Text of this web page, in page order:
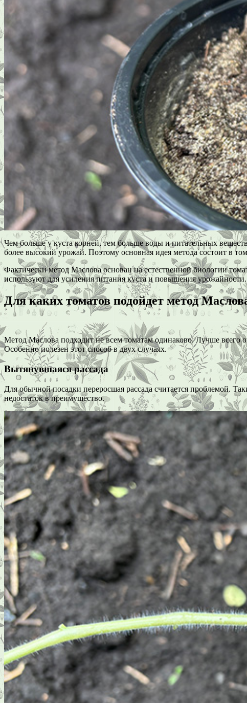
Чем больше у куста корней, тем больше воды и питательных
более высокий урожай. Поэтому основная идея метода состоит в
Фактически метод Маслова основан на естественной биологии
используют для усиления питания куста и повышения урожайности.
Для каких томатов подойдет метод
Метод Маслова подходит не всем томатам одинаково. Лучше всего
Особенно полезен этот способ в двух случаях.
Вытянувшаяся рассада
Для обычной посадки переросшая рассада считается проблемой.
недостаток в преимущество.